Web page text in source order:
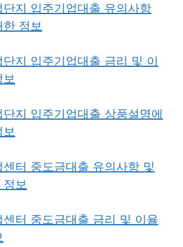
단지 입주기업대출 유의사항
정보
지 입주기업대출 금리 및 이
지 입주기업대출 상품설명에
센터 중도금대출 유의사항 및
보
터 중도금대출 금리 및 이율